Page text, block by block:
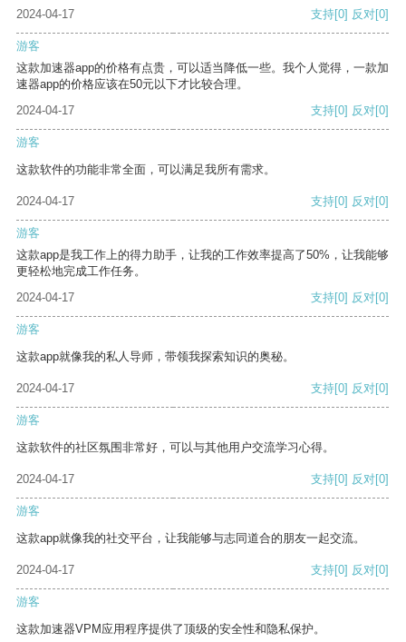
2024-04-17 支持[0] 反对[0]
游客
这款加速器app的价格有点贵，可以适当降低一些。我个人觉得，一款加
速器app的价格应该在50元以下才比较合理。
2024-04-17
支持[0] 反对[0]
游客
这款软件的功能非常全面，可以满足我所有需求。
2024-04-17 支持[0] 反对[0]
游客
这款app是我工作上的得力助手，让我的工作效率提高了50%，让我能够
更轻松地完成工作任务。
2024-04-17
支持[0] 反对[0]
游客
这款app就像我的私人导师，带领我探索知识的奥秘。
2024-04-17 支持[0] 反对[0]
游客
这款软件的社区氛围非常好，可以与其他用户交流学习心得。
2024-04-17 支持[0] 反对[0]
游客
这款app就像我的社交平台，让我能够与志同道合的朋友一起交流。
2024-04-17 支持[0] 反对[0]
游客
这款加速器VPM应用程序提供了顶级的安全性和隐私保护。